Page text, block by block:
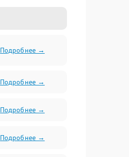
Подробнее →
Подробнее →
Подробнее →
Подробнее →